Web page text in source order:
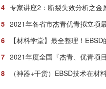
4 专家讲座2：断裂失效分析之金属断裂的微观机理
5 2021年各省市杰青优青拟立项最新名单：近
6 【材料学堂】最全整理！EBSD的工作原理、结构、操作
7 2021年度全国『杰青、优青项目』评审立
8 （神器+干货）EBSD技术在材料科学研